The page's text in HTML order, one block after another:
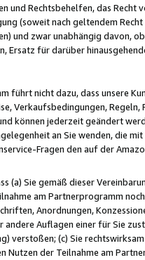
und Rechtsbehelfen, das
(soweit nach geltendem
und zwar unabhängig davon,
Ersatz für darüber
führt nicht dazu, dass unsere
Verkaufsbedingungen,
können jederzeit geändert
an Sie wenden, die
Fragen den auf der
(a) Sie gemäß dieser
am Partnerprogramm
Anordnungen,
Auflagen einer für Sie
verstoßen; (c) Sie
Nutzen der Teilnahme am